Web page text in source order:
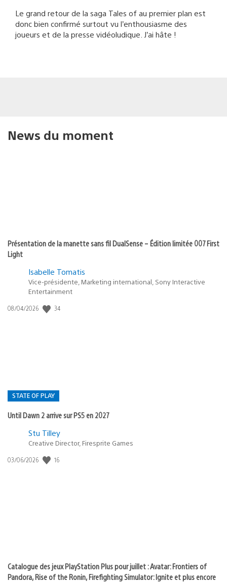
Le grand retour de la saga Tales of au premier plan est
donc bien confirmé surtout vu l’enthousiasme des
joueurs et de la presse vidéoludique. J’ai hâte !
News du moment
Présentation de la manette sans fil DualSense – Édition limitée 007 First
Light
Isabelle Tomatis
Vice-présidente, Marketing international, Sony Interactive
Entertainment
Date
08/04/2026 34
STATE OF PLAY
Until Dawn 2 arrive sur PS5 en 2027
Postée
:
state
Stu Tilley
Creative Director, Firesprite Games
Date
03/06/2026 16
Catalogue des jeux PlayStation Plus pour juillet : Avatar: Frontiers of
Pandora, Rise of the Ronin, Firefighting Simulator: Ignite et plus encore